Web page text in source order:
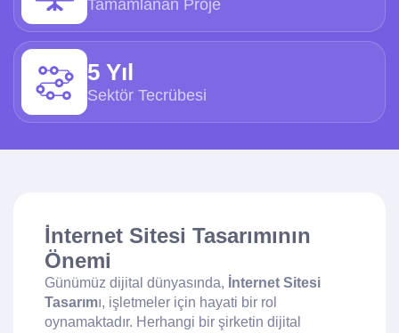
Tamamlanan Proje
5 Yıl
Sektör Tecrübesi
İnternet Sitesi Tasarımının
Önemi
Günümüz dijital dünyasında, İnternet Sitesi
Tasarımı, işletmeler için hayati bir rol
oynamaktadır. Herhangi bir şirketin dijital